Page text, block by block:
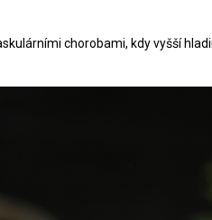
chorobami, kdy vyšší